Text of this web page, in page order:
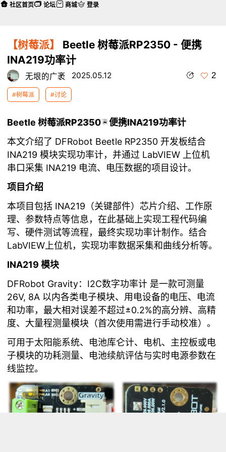
【树莓派】
Beetle 树莓派RP2350 - 便携
INA219功率计
无垠的广袤 2025.05.12 2
#树莓派 #讨论
本帖最后由 无垠的广袤 于 2025-5-13 02:34 编辑
Beetle 树莓派RP2350 - 便携INA219功率计
本文介绍了 DFRobot Beetle RP2350 开发板结合
INA219 模块实现功率计，并通过 LabVIEW 上位机
串口采集 INA219 电流、电压数据的项目设计。
项目介绍
本项目包括 INA219（关键部件）芯片介绍、工作原
理、参数特点等信息，在此基础上实现工程代码编
写、硬件测试等流程，最终实现功率计制作。结合
LabVIEW上位机，实现功率数据采集和曲线分析等。
INA219 模块
DFRobot Gravity：I2C数字功率计 是一款可测量
26V, 8A 以内各类电子模块、用电设备的电压、电流
和功率，最大相对误差不超过±0.2%的高分辨、高精
度、大量程测量模块（首次使用需进行手动校准）。
可用于太阳能系统、电池库仑计、电机、主控板或电
子模块的功耗测量、电池续航评估与实时电源参数在
线监控。
社区首页 论坛 商城 登录